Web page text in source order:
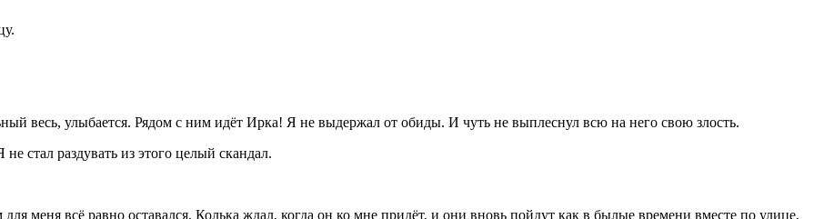
весь, улыбается. Рядом с ним идёт Ирка! Я не выдержал от обиды. И чуть не выплеснул всю на него свою злость.
стал раздувать из этого целый скандал.
меня всё равно оставался. Колька ждал, когда он ко мне придёт, и они вновь пойдут как в былые времени вместе по улице,